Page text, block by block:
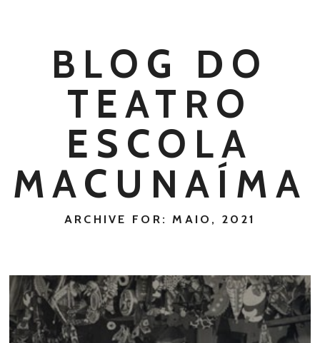
BLOG DO
TEATRO
ESCOLA
MACUNAÍMA
ARCHIVE FOR: MAIO, 2021